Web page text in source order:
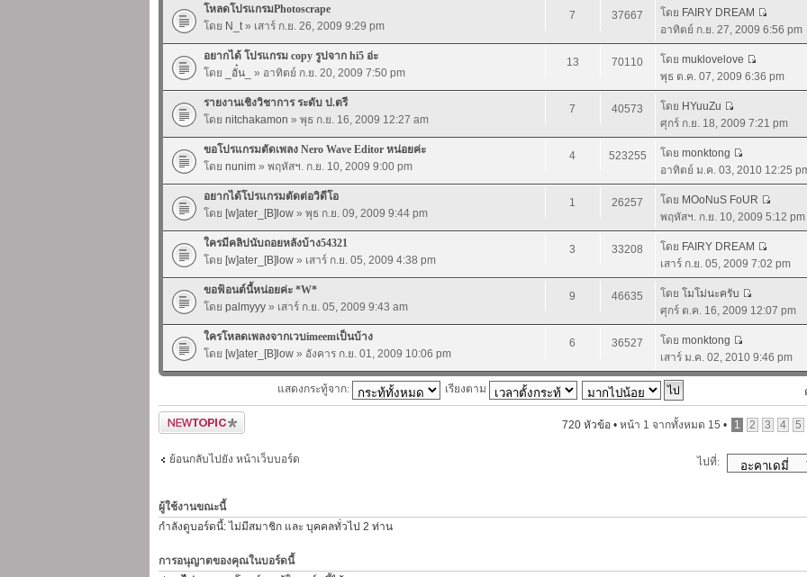
โหลดโปรแกรมPhotoscrape
โดย N_t» เสาร์ ก.ย. 26, 2009 9:29 pm
7 37667 โดย FAIRY DREAM
อาทิตย์ ก.ย. 27, 2009 6:56 pm
อยากได้ โปรแกรม copy รูปจาก hi5 อ่ะ
โดย
_อั๋น_ » อาทิตย์ ก.ย. 20, 2009 7:50 pm
13 70110 โดย muklovelove
พุธ ต.ค. 07, 2009 6:36 pm
รายงานเชิงวิชาการ ระดับ ป.ตรี
โดย nitchakamon » พุธ ก.ย. 16, 2009 12:27 am
7 40573 โดย HYuuZu
ศุกร์ ก.ย. 18, 2009 7:21 pm
ขอโปรแกรมตัดเพลง Nero Wave Editor หน่อยค่ะ
โดย nunim » พฤหัสฯ. ก.ย. 10, 2009 9:00 pm
4 523255 โดย monktong
อาทิตย์ ม.ค. 03, 2010 12:25
อยากได้โปรแกรมตัดต่อวิดีโอ
โดย [w]ater_[B]low » พุธ ก.ย. 09, 2009 9:44 pm
1 26257 โดย MOoNuS FoUR
พฤหัสฯ. ก.ย. 10, 2009 5:12 pm
ใครมีคลิปนับถอยหลังบ้าง54321
โดย [w]ater_[B]low » เสาร์ ก.ย. 05, 2009 4:38 pm
3 33208 โดย FAIRY DREAM
เสาร์ ก.ย. 05, 2009 7:02 pm
ขอฟ้อนต์นี้หน่อยค่ะ *W*
โดย palmyyy » เสาร์ ก.ย. 05, 2009 9:43 am
9 46635 โดย โมโม่นะครับ
ศุกร์ ต.ค. 16, 2009 12:07 pm
ใครโหลดเพลงจากเวบimeemเป็นบ้าง
โดย [w]ater_[B]low » อังคาร ก.ย. 01, 2009 10:06 pm
6 36527 โดย monktong
เสาร์ ม.ค. 02, 2010 9:46 pm
แสดงกระทู้จาก: เรียงตาม
ตั้งกระทู้ใหม่ 720 หัวข้อ • หน้า 1 จากทั้งหมด 15 • 1 2 3 4 5
ย้อนกลับไปยัง หน้าเว็บบอร์ด ไปที่:
ผู้ใช้งานขณะนี้
กำลังดูบอร์ดนี้: ไม่มีสมาชิก และ บุคคลทั่วไป 2 ท่าน
การอนุญาตของคุณในบอร์ดนี้